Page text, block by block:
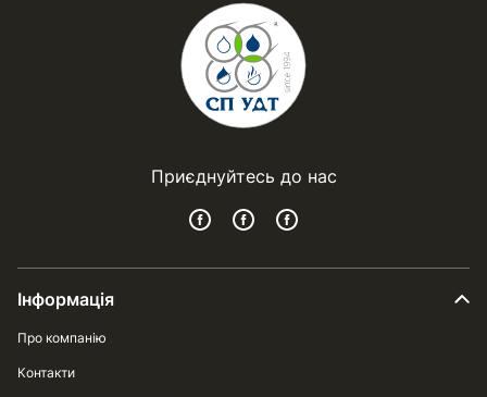
Приєднуйтесь до нас
Інформація
Про компанію
Контакти